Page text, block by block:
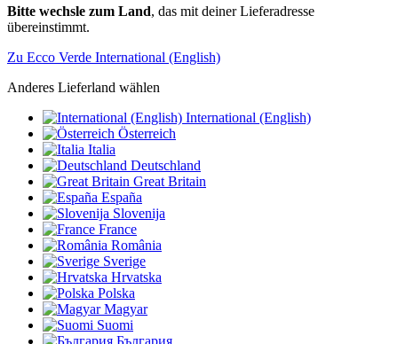
Bitte wechsle zum Land, das mit deiner Lieferadresse
übereinstimmt.
Zu Ecco Verde International (English)
Anderes Lieferland wählen
International (English)
Österreich
Italia
Deutschland
Great Britain
España
Slovenija
France
România
Sverige
Hrvatska
Polska
Magyar
Suomi
България